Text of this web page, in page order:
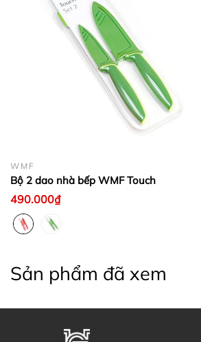
WMF
Bộ 2 dao nhà bếp WMF Touch
490.000₫
Sản phẩm đã xem